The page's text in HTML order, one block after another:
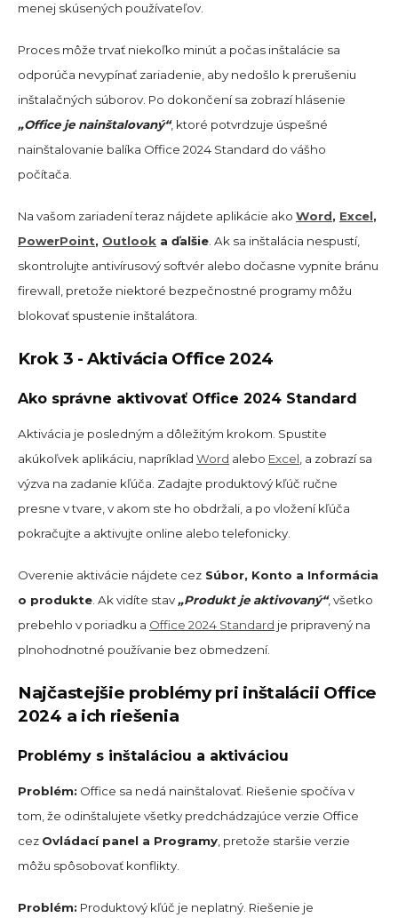
menej skúsených používateľov.
Proces môže trvať niekoľko minút a počas inštalácie sa
odporúča nevypínať zariadenie, aby nedošlo k prerušeniu
inštalačných súborov. Po dokončení sa zobrazí hlásenie
„Office je nainštalovaný“, ktoré potvrdzuje úspešné
nainštalovanie balíka Office 2024 Standard do vášho
počítača.
Na vašom zariadení teraz nájdete aplikácie ako Word, Excel,
PowerPoint, Outlook a ďalšie . Ak sa inštalácia nespustí,
skontrolujte antivírusový softvér alebo dočasne vypnite bránu
firewall, pretože niektoré bezpečnostné programy môžu
blokovať spustenie inštalátora.
Krok 3 - Aktivácia Office 2024
Ako správne aktivovať Office 2024 Standard
Aktivácia je posledným a dôležitým krokom. Spustite
akúkoľvek aplikáciu, napríklad Word alebo Excel , a zobrazí sa
výzva na zadanie kľúča. Zadajte produktový kľúč ručne
presne v tvare, v akom ste ho obdržali, a po vložení kľúča
pokračujte a aktivujte online alebo telefonicky.
Overenie aktivácie nájdete cez Súbor, Konto a Informácia
o produkte . Ak vidíte stav„Produkt je aktivovaný“, všetko
prebehlo v poriadku a Office 2024 Standard je pripravený na
plnohodnotné používanie bez obmedzení.
Najčastejšie problémy pri inštalácii Office
2024 a ich riešenia
Problémy s inštaláciou a aktiváciou
Problém: Office sa nedá nainštalovať. Riešenie spočíva v
tom, že odinštalujete všetky predchádzajúce verzie Office
cez Ovládací panel a Programy , pretože staršie verzie
môžu spôsobovať konflikty.
Problém: Produktový kľúč je neplatný. Riešenie je